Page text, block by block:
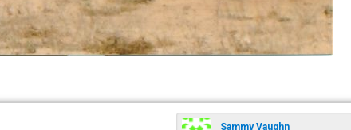
Sammy Vaughn